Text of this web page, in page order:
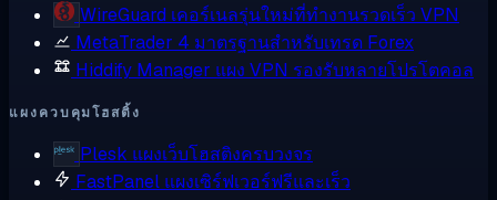
WireGuard เคอร์เนลรุ่นใหม่ที่ทำงานรวดเร็ว VPN
MetaTrader 4 มาตรฐานสำหรับเทรด Forex
Hiddify Manager แผง VPN รองรับหลายโปรโตคอล
แผงควบคุมโฮสติ้ง
Plesk แผงเว็บโฮสติงครบวงจร
FastPanel แผงเซิร์ฟเวอร์ฟรีและเร็ว